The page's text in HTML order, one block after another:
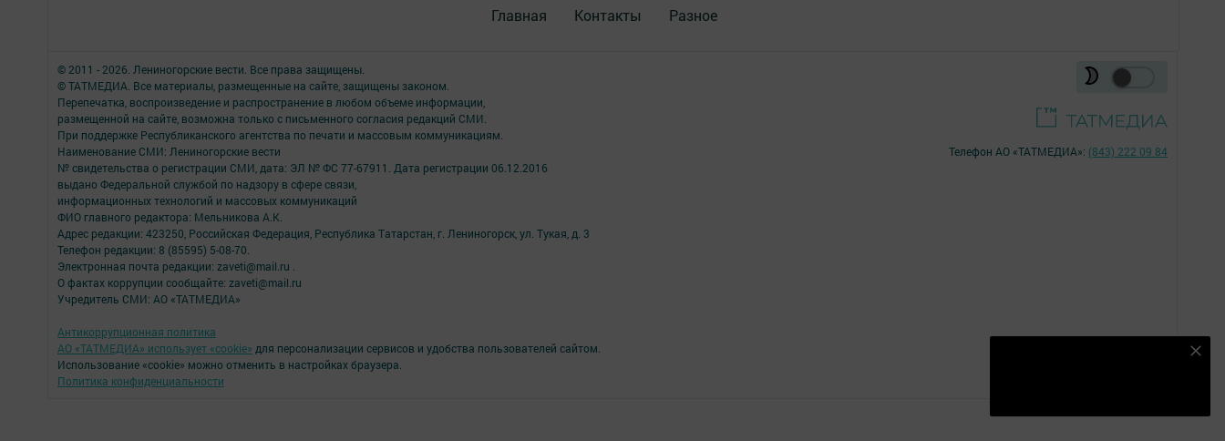
Главная Контакты Разное
© 2011 - 2026. Лениногорские вести. Все права защищены.
© ТАТМЕДИА. Все материалы, размещенные на сайте, защищены законом.
Перепечатка, воспроизведение и распространение в любом объеме информации,
размещенной на сайте, возможна только с письменного согласия редакций СМИ.
При поддержке Республиканского агентства по печати и массовым коммуникациям.
Наименование СМИ: Лениногорские вести
№ свидетельства о регистрации СМИ, дата: ЭЛ № ФС 77-67911. Дата регистрации 06.12.2016
выдано Федеральной службой по надзору в сфере связи,
информационных технологий и массовых коммуникаций
ФИО главного редактора: Мельникова А.К.
Адрес редакции: 423250, Российская Федерация, Республика Татарстан, г. Лениногорск, ул. Тукая, д. 3
Телефон редакции: 8 (85595) 5-08-70.
Электронная почта редакции: zaveti@mail.ru .
О фактах коррупции сообщайте: zaveti@mail.ru
Учредитель СМИ: АО «ТАТМЕДИА»
Антикоррупционная политика
АО «ТАТМЕДИА» использует «cookie» для персонализации сервисов и удобства пользователей сайтом.
Использование «cookie» можно отменить в настройках браузера.
Политика конфиденциальности
Телефон АО «ТАТМЕДИА»: (843) 222 09 84